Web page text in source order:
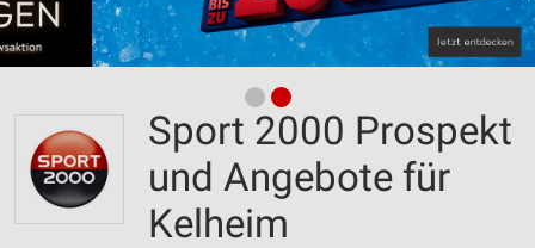
Sport 2000 Prospekt
und Angebote für
Kelheim